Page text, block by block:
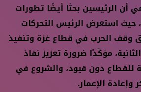
أن الرئيسين بحثا أيضًا تطورات
حيث استعرض الرئيس التحركات
وقف الحرب في قطاع غزة وتنفيذ
مؤكّدًا ضرورة تعزيز نفاذ
للقطاع دون قيود، والشروع في
وإعادة الإعمار.